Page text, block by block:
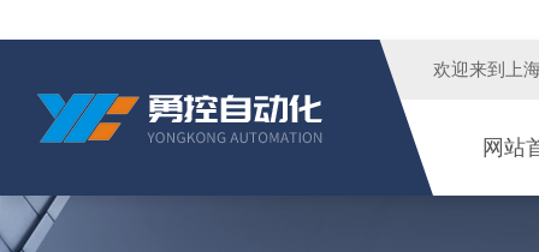
欢迎来到 上
网站